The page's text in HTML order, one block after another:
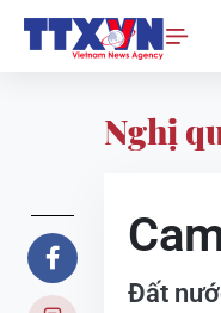
Nghị
Đất